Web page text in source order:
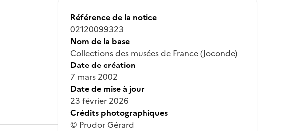
Référence de la notice
02120099323
Nom de la base
Collections des musées de France (Joconde)
Date de création
7 mars 2002
Date de mise à jour
23 février 2026
Crédits photographiques
© Prudor Gérard